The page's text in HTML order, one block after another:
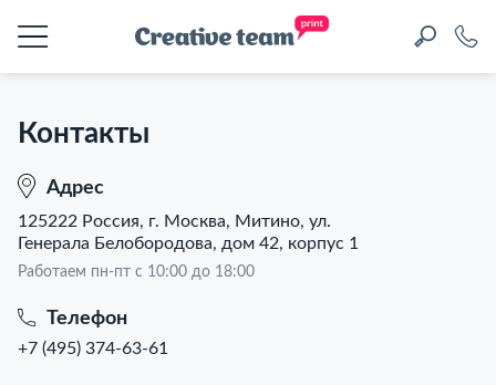
Контакты
Адрес
125222 Россия, г. Москва, Митино, ул.
Генерала Белобородова, дом 42, корпус 1
Работаем пн-пт с 10:00 до 18:00
Телефон
+7 (495) 374-63-61